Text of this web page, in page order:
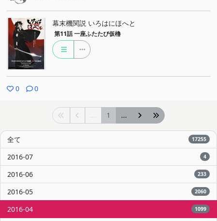
幕末機関説 いろはにほへと
第11話 一座ふたたび仮櫓
0 0
... 1 ...
全て 17255
2016-07 4
2016-06 233
2016-05 2060
2016-04 1099